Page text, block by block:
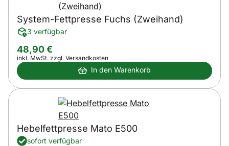
System-Fettpresse Fuchs (Zweihand)
3 verfügbar
48,90€
Steuerhinweis:
inkl. MwSt. zzgl. Versandkosten
In den Warenkorb
Hebelfettpresse Mato E500
sofort verfügbar